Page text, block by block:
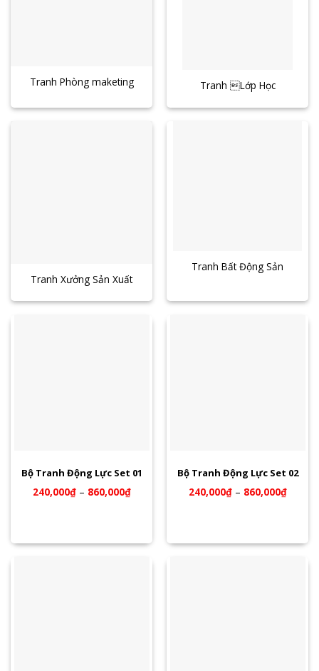
Tranh Phòng maketing Tranh Lớp Học
Tranh Xưởng Sản Xuất
Tranh Bất Động Sản
Bộ Tranh Động Lực Set 01
240,000₫– 860,000₫
Bộ Tranh Động Lực Set 02
240,000₫– 860,000₫